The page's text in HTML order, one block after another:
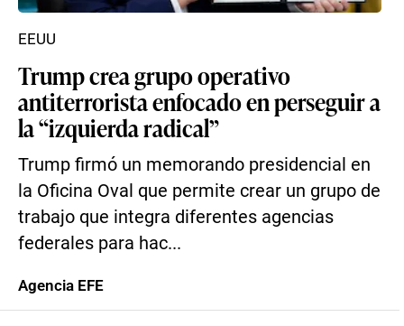
Trump crea grupo operativo
antiterrorista enfocado en perseguir a
la “izquierda radical”
Trump firmó un memorando presidencial en
la Oficina Oval que permite crear un grupo de
trabajo que integra diferentes agencias
federales para hac...
EEUU
Agencia EFE